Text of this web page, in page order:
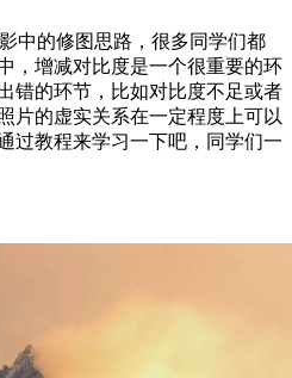
中的修图思路，很多同学们都
，增减对比度是一个很重要的环
错的环节，比如对比度不足或者
片的虚实关系在一定程度上可以
过教程来学习一下吧，同学们一